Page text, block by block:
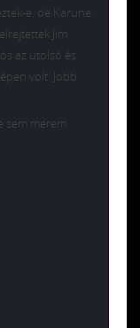
e, de Karune
Jim
az utolsó és
volt. Jobb
sem merem